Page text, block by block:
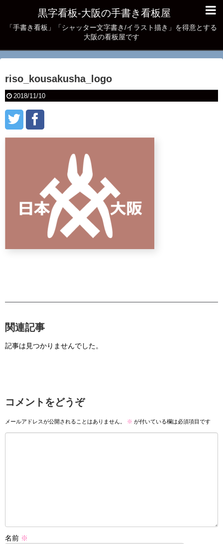
黒字看板‐大阪の手書き看板屋
「手書き看板」「シャッター文字書き/イラスト描き」を得意とする
大阪の看板屋です
riso_kousakusha_logo
2018/11/10
関連記事
記事は見つかりませんでした。
コメントをどうぞ
メールアドレスが公開されることはありません。 ※ が付いている欄は必須項目です
名前 ※